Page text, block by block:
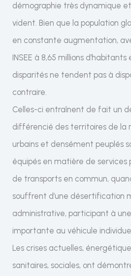
démographie très dynamique et
vident. Bien que la population
en constante augmentation,
INSEE à 8,65 millions
disparités ne tendent pas à
contraire.
Celles-ci entraînent de fait un
différencié des territoires de la
urbains et densément peuplés
équipés en matière de services
de transports en commun,
souffrent d’une désertification
administrative, participant à
importante au véhicule
Les crises actuelles,
sanitaires, sociales, ont